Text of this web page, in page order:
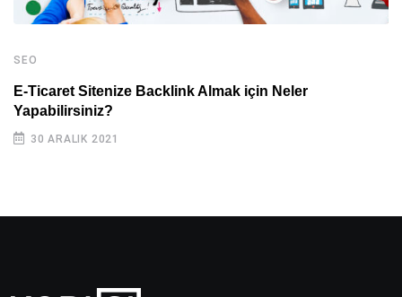
SEO
E-Ticaret Sitenize Backlink Almak için Neler
Yapabilirsiniz?
30 ARALIK 2021